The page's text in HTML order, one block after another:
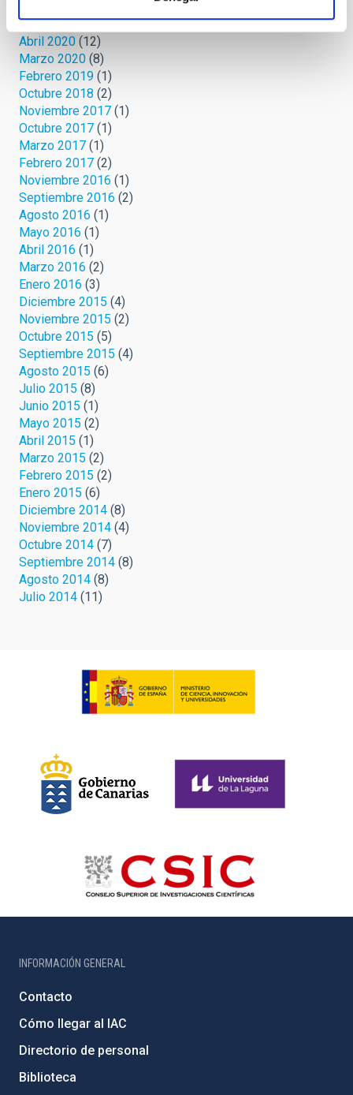
Mayo 2020(3)
Abril 2020 (12)
Marzo 2020 (8)
Febrero 2019 (1)
Octubre 2018 (2)
Noviembre 2017 (1)
Octubre 2017 (1)
Marzo 2017 (1)
Febrero 2017 (2)
Noviembre 2016 (1)
Septiembre 2016 (2)
Agosto 2016 (1)
Mayo 2016 (1)
Abril 2016 (1)
Marzo 2016 (2)
Enero 2016 (3)
Diciembre 2015 (4)
Noviembre 2015 (2)
Octubre 2015 (5)
Septiembre 2015 (4)
Agosto 2015 (6)
Julio 2015 (8)
Junio 2015 (1)
Mayo 2015 (2)
Abril 2015 (1)
Marzo 2015 (2)
Febrero 2015 (2)
Enero 2015 (6)
Diciembre 2014 (8)
Noviembre 2014 (4)
Octubre 2014 (7)
Septiembre 2014 (8)
Agosto 2014 (8)
Julio 2014 (11)
INFORMACIÓN GENERAL
Contacto
Cómo llegar al IAC
Directorio de personal
Biblioteca